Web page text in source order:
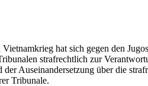
hat sich gegen den
strafrechtlich zur
Auseinandersetzung über die
Tribunale.